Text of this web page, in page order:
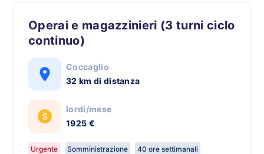
Operai e magazzinieri (3 turni ciclo
continuo)
Coccaglio
32 km di distanza
lordi/mese
1925 €
Urgente Somministrazione
40 ore settimanali